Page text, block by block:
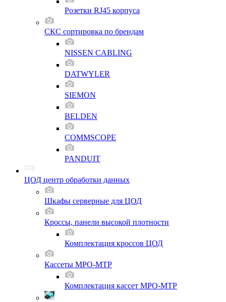
Розетки RJ45 корпуса
СКС сортировка по брендам
NISSEN CABLING
DATWYLER
SIEMON
BELDEN
COMMSCOPE
PANDUIT
ЦОД центр обработки данных
Шкафы серверные для ЦОД
Кроссы, панели высокой плотности
Комплектация кроссов ЦОД
Кассеты MPO-MTP
Комплектация кассет MPO-MTP